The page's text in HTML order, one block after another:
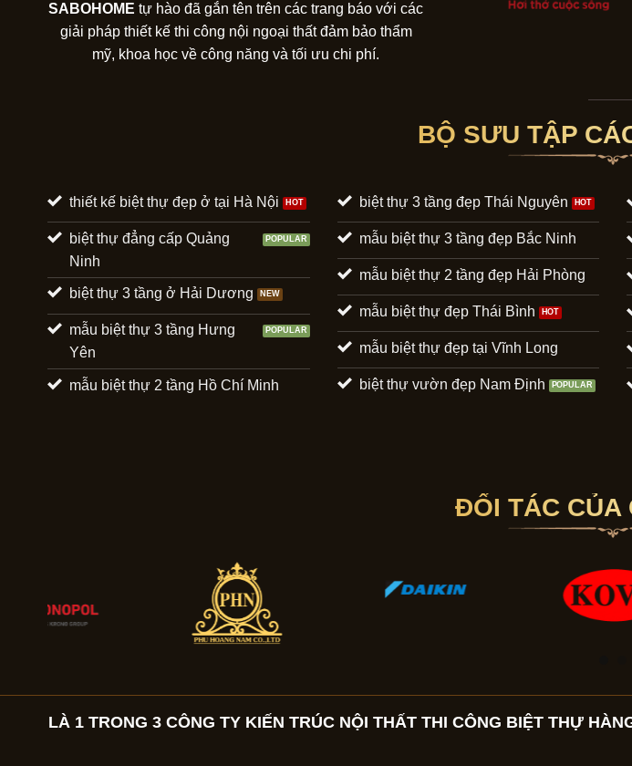
SABOHOME tự hào đã gắn tên trên các trang báo với các
giải pháp thiết kế thi công nội ngoại thất đảm bảo thẩm
mỹ, khoa học về công năng và tối ưu chi phí.
BỘ SƯU TẬP
thiết kế biệt thự đẹp ở tại Hà Nội
biệt thự đẳng cấp Quảng
Ninh
biệt thự 3 tầng ở Hải Dương
mẫu biệt thự 3 tầng Hưng
Yên
mẫu biệt thự 2 tầng Hồ Chí Minh
biệt thự 3 tầng đẹp Thái Nguyên
mẫu biệt thự 3 tầng đẹp Bắc Ninh
mẫu biệt thự 2 tầng đẹp Hải Phòng
mẫu biệt thự đẹp Thái Bình
mẫu biệt thự đẹp tại Vĩnh Long
biệt thự vườn đẹp Nam Định
ĐỐI TÁC CỦA
LÀ 1 TRONG 3 CÔNG TY KIẾN TRÚC NỘI THẤT THI CÔNG BIỆT THỰ